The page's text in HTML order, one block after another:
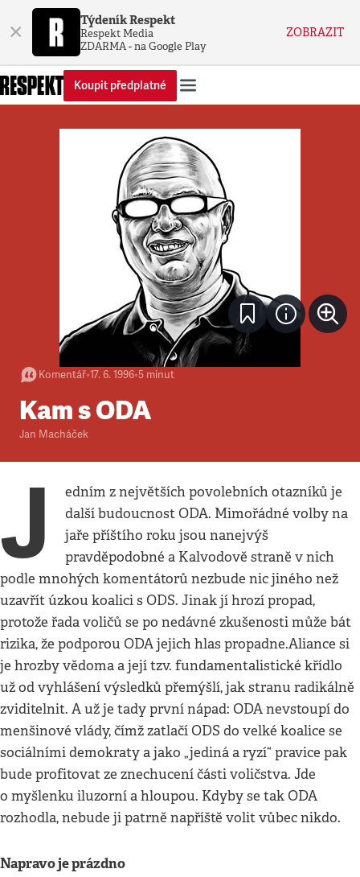
× Týdeník Respekt
Respekt Media
ZDARMA - na Google Play
ZOBRAZIT
Koupit předplatné
Komentář•17. 6. 1996•5 minut
Kam s ODA
Jan Macháček
J
edním z největších povolebních otazníků je
další budoucnost ODA. Mimořádné volby na
jaře příštího roku jsou nanejvýš
pravděpodobné a Kalvodově straně v nich
podle mnohých komentátorů nezbude nic jiného než
uzavřít úzkou koalici s ODS. Jinak jí hrozí propad,
protože řada voličů se po nedávné zkušenosti může bát
rizika, že podporou ODA jejich hlas propadne.Aliance si
je hrozby vědoma a její tzv. fundamentalistické křídlo
už od vyhlášení výsledků přemýšlí, jak stranu radikálně
zviditelnit. A už je tady první nápad: ODA nevstoupí do
menšinové vlády, čímž zatlačí ODS do velké koalice se
sociálními demokraty a jako „jediná a ryzí“ pravice pak
bude profitovat ze znechucení části voličstva. Jde
o myšlenku iluzorní a hloupou. Kdyby se tak ODA
rozhodla, nebude ji patrně napříště volit vůbec nikdo.
Napravo je prázdno